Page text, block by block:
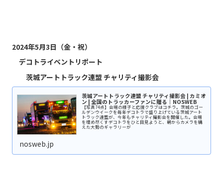
2024年5月3日（金・祝）
デコトライベントリポート
茨城アートトラック連盟 チャリティ撮影会
茨城アートトラック連盟 チャリティ撮影会 | カミオ
ン | 全国のトラッカーファンに贈る｜NOSWEB
【写真74点】会場の様子と応援クラブはコチラ。茨城のゴー
ルデンウイークを毎年デコトラで盛り上げている茨城アート
トラック連盟が、今年もチャリティ撮影会を開催した。会場
を埋め尽くすデコトラをひと目見ようと、朝からカメラを構
えた大勢のギャラリーが
nosweb.jp